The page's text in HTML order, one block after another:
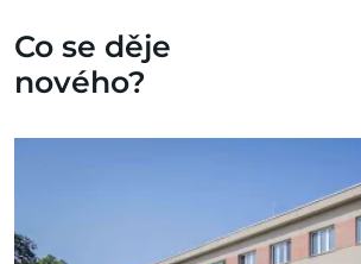
Co se děje
nového?